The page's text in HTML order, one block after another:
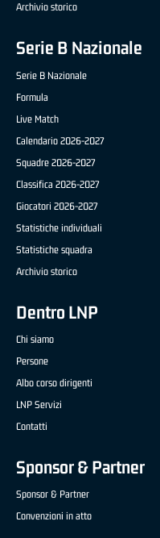
Archivio storico
Serie B Nazionale
Serie B Nazionale
Formula
Live Match
Calendario 2026-2027
Squadre 2026-2027
Classifica 2026-2027
Giocatori 2026-2027
Statistiche individuali
Statistiche squadra
Archivio storico
Dentro LNP
Chi siamo
Persone
Albo corso dirigenti
LNP Servizi
Contatti
Sponsor & Partner
Sponsor & Partner
Convenzioni in atto